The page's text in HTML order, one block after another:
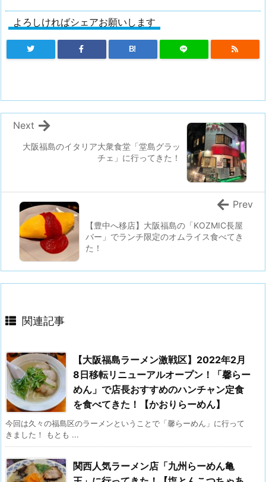
よろしければシェアお願いします
B!
大阪福島のイタリア大衆食堂「堂島グラッ
チェ」に行ってきた！
Next
【豊中へ移店】大阪福島の「KOZMIC長屋
バー」でランチ限定のオムライス食べてき
た！
Prev
関連記事
【大阪福島ラーメン激戦区】2022年2月
8日移転リニューアルオープン！「馨らー
めん」で店長おすすめのハンチャン定食
を食べてきた！【かおりらーめん】
今回は久々の福島区のラーメンということで「馨らーめん」に行って
きました！ もとも ...
関西人気ラーメン店「九州らーめん亀